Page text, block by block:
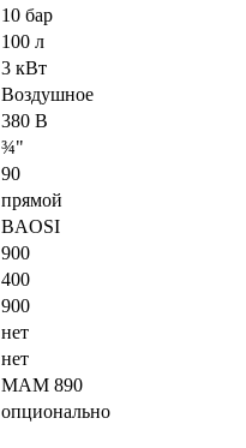
10 бар
100 л
3 кВт
Воздушное
380 В
¾"
90
прямой
BAOSI
900
400
900
нет
нет
МАМ 890
опционально